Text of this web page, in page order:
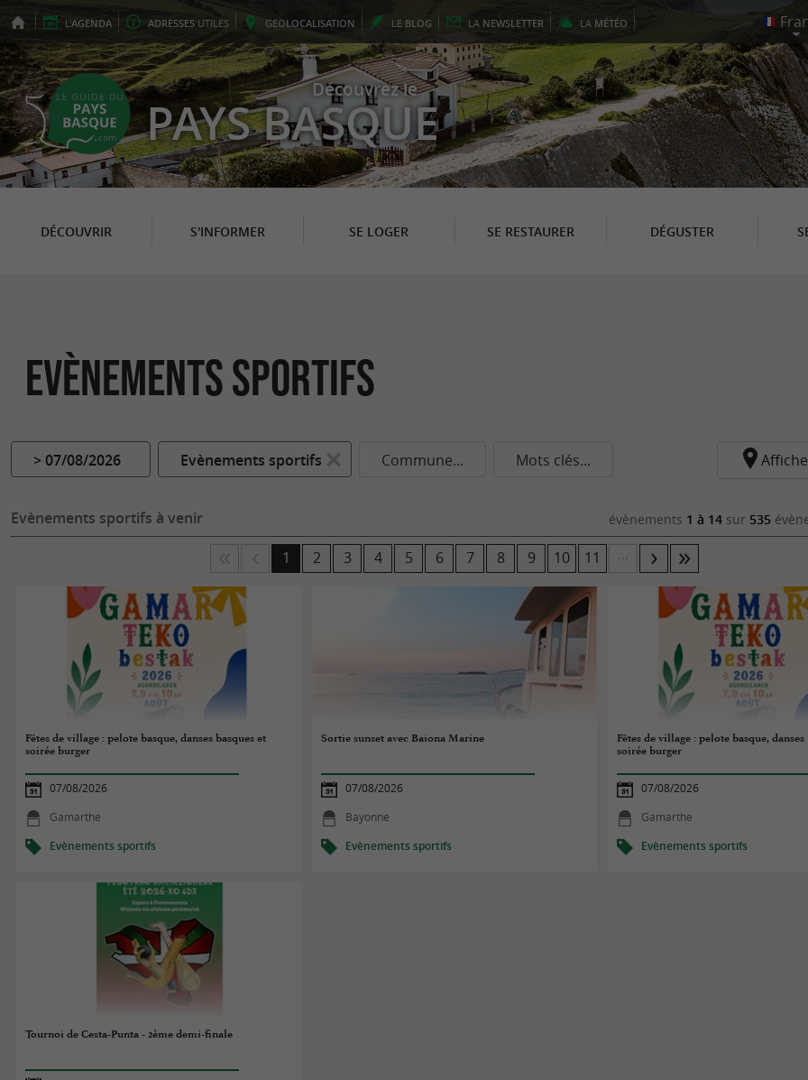
L'AGENDA ADRESSES UTILES GEOLOCALISATION LE BLOG LA NEWSLETTER LA MÉTÉO
Découvrez le
PAYS BASQUE
DÉCOUVRIR S'INFORMER SE LOGER SE RESTAURER DÉGUSTER
Evènements sportifs
> 07/08/2026 Evènements sportifs Commune... Mots clés...
Evènements sportifs à venir évènements 1 à 14 sur 535
1 2 3 4 5 6 7 8 9 10 11
Fêtes de village : pelote basque, danses basques et
soirée burger
07/08/2026
Gamarthe
Evènements sportifs
Sortie sunset avec Baiona Marine
07/08/2026
Bayonne
Evènements sportifs
Fêtes de village : pelote basque, danses
soirée burger
07/08/2026
Gamarthe
Evènements sportifs
Tournoi de Cesta-Punta - 2ème demi-finale